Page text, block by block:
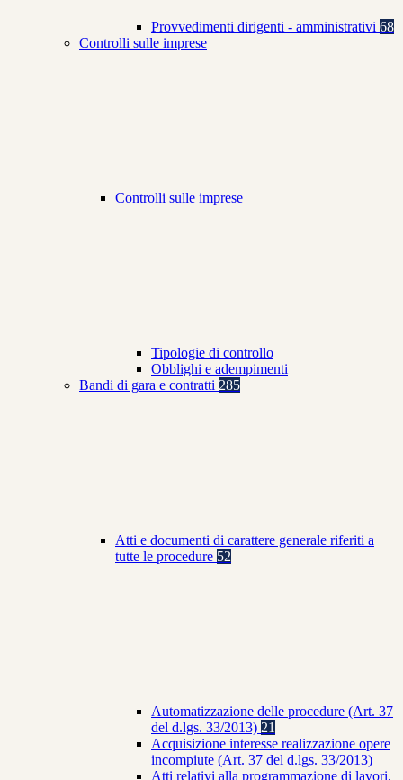
Provvedimenti dirigenti - amministrativi 68
Controlli sulle imprese
Controlli sulle imprese
Tipologie di controllo
Obblighi e adempimenti
Bandi di gara e contratti 285
Atti e documenti di carattere generale riferiti a
tutte le procedure 52
Automatizzazione delle procedure (Art. 37
del d.lgs. 33/2013) 21
Acquisizione interesse realizzazione opere
incompiute (Art. 37 del d.lgs. 33/2013)
Atti relativi alla programmazione di lavori,